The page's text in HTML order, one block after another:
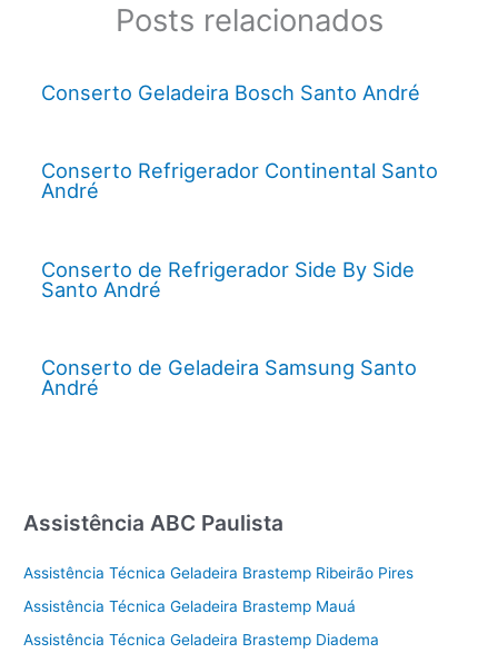
Posts relacionados
Conserto Geladeira Bosch Santo André
Conserto Refrigerador Continental Santo
André
Conserto de Refrigerador Side By Side
Santo André
Conserto de Geladeira Samsung Santo
André
Assistência ABC Paulista
Assistência Técnica Geladeira Brastemp Ribeirão Pires
Assistência Técnica Geladeira Brastemp Mauá
Assistência Técnica Geladeira Brastemp Diadema